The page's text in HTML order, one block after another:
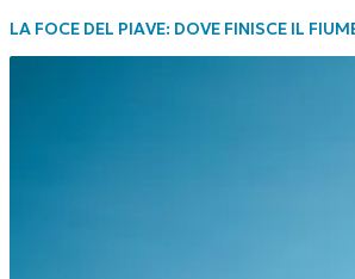
LA FOCE DEL PIAVE: DOVE FINISCE IL